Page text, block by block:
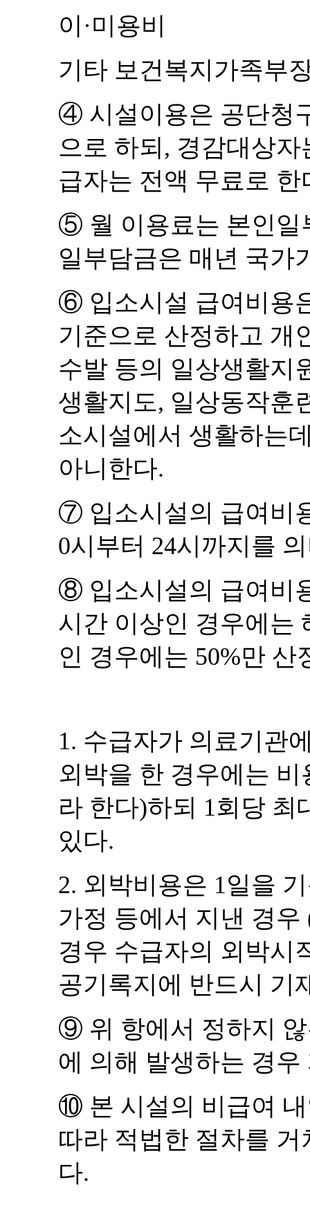
이 ·미용비
기타 보건복지가족부
④ 시설이용은 공단청
으로 하되, 경감대상
급자는 전액 무료로 한
⑤ 월 이용료는 본인
일부담금은 매년 국가
⑥ 입소시설 급여비용
기준으로 산정하고 개
수발 등의 일상생활지
생활지도 , 일상동작훈
소시설에서 생활하는
아니한다.
⑦ 입소시설의 급여비
0시부터 24시까지를
⑧ 입소시설의 급여비
시간 이상인 경우에는
인 경우에는 50%만 산
1. 수급자가 의료기관
외박을 한 경우에는
라 한다)하되 1회당 최
있다.
2. 외박비용은 1일을
가정 등에서 지낸 경우
경우 수급자의 외박시
공기록지에 반드시 기
⑨ 위 항에서 정하지
에 의해 발생하는 경
⑩ 본 시설의 비급여
따라 적법한 절차를
다.